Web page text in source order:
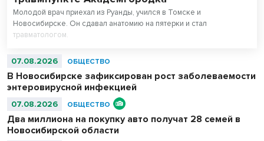
Молодой врач приехал из Руанды, учился в Томске и
Новосибирске. Он сдавал анатомию на пятерки и стал
травматологом.
07.08.2026 ОБЩЕСТВО
В Новосибирске зафиксирован рост заболеваемости
энтеровирусной инфекцией
07.08.2026 ОБЩЕСТВО
Два миллиона на покупку авто получат 28 семей в
Новосибирской области